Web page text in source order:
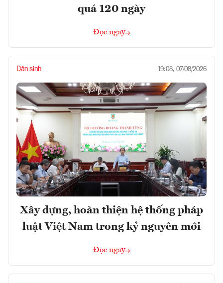
quá 120 ngày
Đọc ngay
Dân sinh 19:08, 07/08/2026
Xây dựng, hoàn thiện hệ thống pháp
luật Việt Nam trong kỷ nguyên mới
Đọc ngay